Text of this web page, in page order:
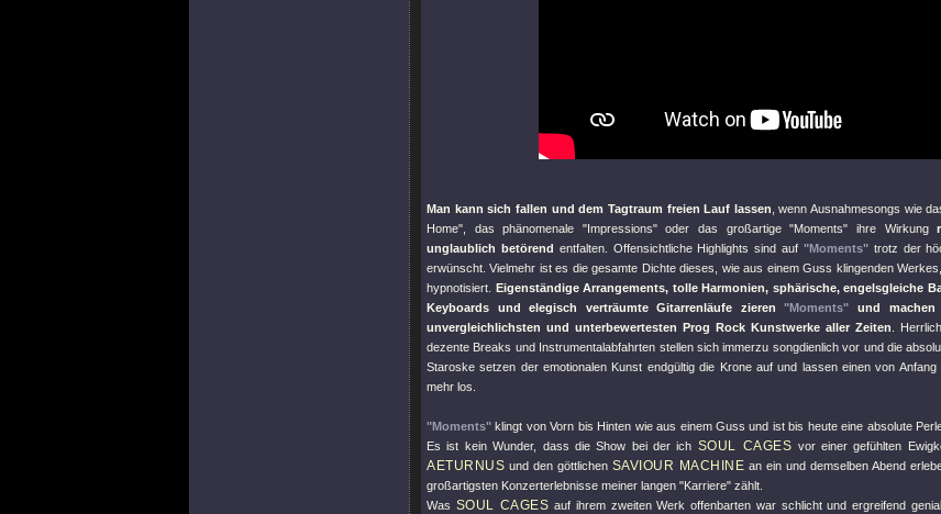
Man kann sich fallen und dem Tagtraum freien Lauf lassen , wenn Ausnahmesongs wie
Home" , das phänomenale "Impressions"oder das großartige"Moments" ihre Wirkung
unglaublich betörend entfalten. Offensichtliche Highlights sind auf "Moments"trotz der
erwünscht. Vielmehr ist es die gesamte Dichte dieses, wie aus einem Guss klingenden
hypnotisiert. Eigenständige Arrangements, tolle Harmonien, sphärische, engelsgleiche
Keyboards und elegisch verträumte Gitarrenläufe zieren"Moments" und
unvergleichlichsten und unterbewertesten Prog Rock Kunstwerke aller Zeiten .
dezente Breaks und Instrumentalabfahrten stellen sich immerzu songdienlich vor und die
Staroske setzen der emotionalen Kunst endgültig die Krone auf und lassen einen von
mehr los.
"Moments" klingt von Vorn bis Hinten wie aus einem Guss und ist bis heute eine absolute
Es ist kein Wunder, dass die Show bei der ich SOUL CAGES vor einer gefühlten
AETURNUS und den göttlichen SAVIOUR MACHINE an ein und demselben Abend
großartigsten Konzerterlebnisse meiner langen "Karriere" zählt.
Was SOUL CAGES auf ihrem zweiten Werk offenbarten war schlicht und ergreifend